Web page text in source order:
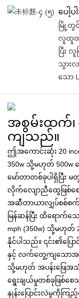
ပေါ့
မြို့တွင်
လူထူထ
ပြီး
သွား
သော
အစွမ်းထက်၊
ကျသည်။
ဤအကောင်းဆုံး 20
350w သို့မဟုတ် 500w
မော်တာတစ်ခုပါရှိပြီး
လိုက်လျောညီထွေဖြစ်စ
အဆီတာယာလျှပ်စစ်စ
မြန်ဆန်ပြီး ထိရောက်သ
mph (350w) သို့မဟုတ်
နိုင်ပါသည်။ ၎င်း၏ပြ
နှင့် လက်တွေ့ကျသောအင်္ဂ
သို့မဟုတ် အပန်းဖြေအ
ရွေးချယ်မှုတစ်ခုဖြစ်စ
နှုန်းပြောင်းလဲမှုကိုကြည့်